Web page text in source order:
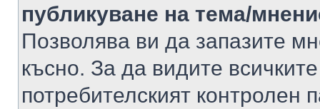
публикуване на тема/
Позволява ви да запазите
късно. За да видите
потребителският контролен